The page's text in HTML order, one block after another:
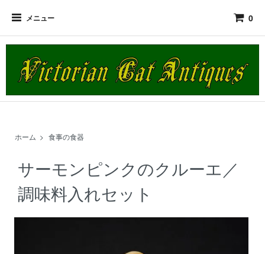
メニュー 0
ホーム > 食事の食器
サーモンピンクのクルーエ／
調味料入れセット